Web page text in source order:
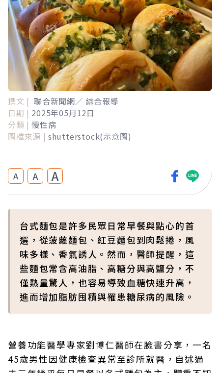
撰文 | 聯合新聞網／ 綜合報導
日期 | 2025年05月12日
分類 | 慢性病
圖檔來源 | shutterstock(示意圖)
A A A
台式麵包是許多民眾日常早餐與點心的首
選，從菠蘿麵包、紅豆麵包到肉鬆捲，風
味多樣、香氣誘人。然而，醫師提醒，這
些麵包常含高油脂、高糖分與高鹽分，不
僅熱量驚人，也容易導致血糖快速升高，
進而增加脂肪囤積與罹患糖尿病的風險。
營養功能醫學專家劉博仁醫師在臉書分享，一名
45歲男性因健康檢查異常至診所就醫，自述過